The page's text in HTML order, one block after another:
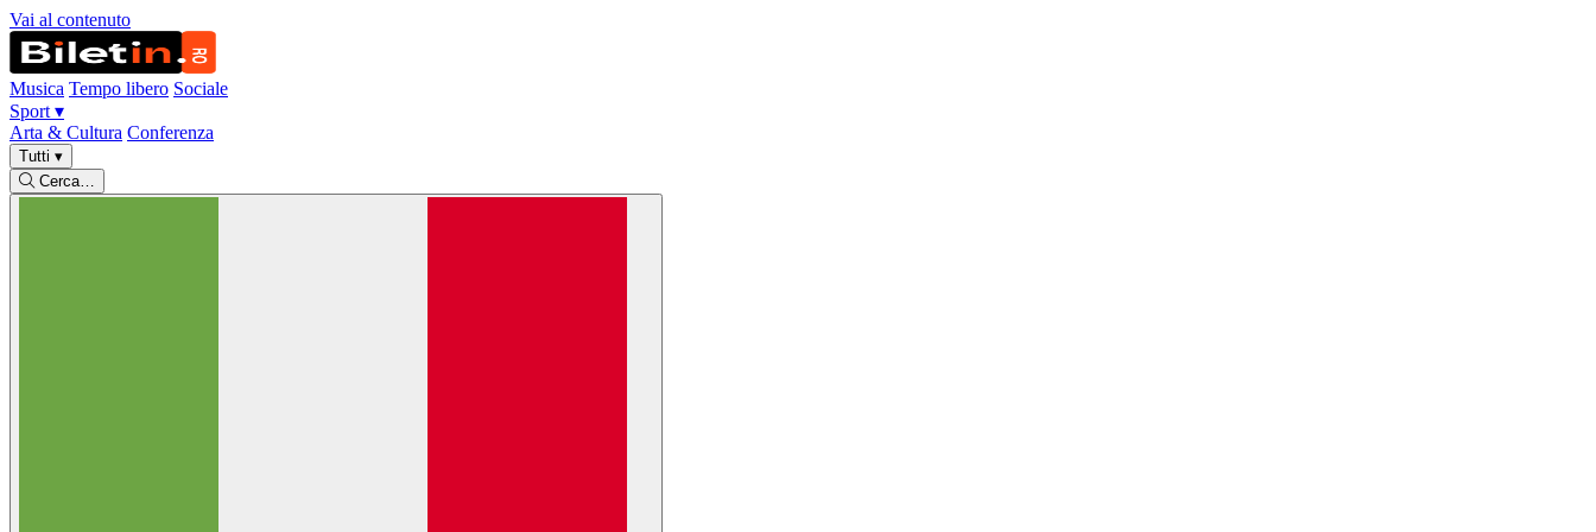
Vai al contenuto
Musica Tempo libero Sociale
Sport ▾
Arta & Cultura Conferenza
Tutti ▾
Cerca…